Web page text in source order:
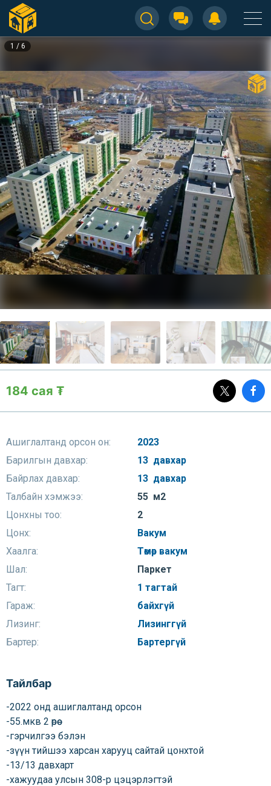
1 / 6
184 сая ₮
Ашиглалтанд орсон он:
2023
Барилгын давхар:
13 давхар
Байрлах давхар:
13 давхар
Талбайн хэмжээ:
55 м2
Цонхны тоо:
2
Цонх:
Вакум
Хаалга:
Төмөр вакум
Шал:
Паркет
Тагт:
1 тагтай
Гараж:
байхгүй
Лизинг:
Лизинггүй
Бартер:
Бартергүй
Тайлбар
-2022 онд ашиглалтанд орсон
-55.мкв 2 өрөө
-гэрчилгээ бэлэн
-зүүн тийшээ харсан харууц сайтай цонхтой
-13/13 давхарт
-хажуудаа улсын 308-р цэцэрлэгтэй